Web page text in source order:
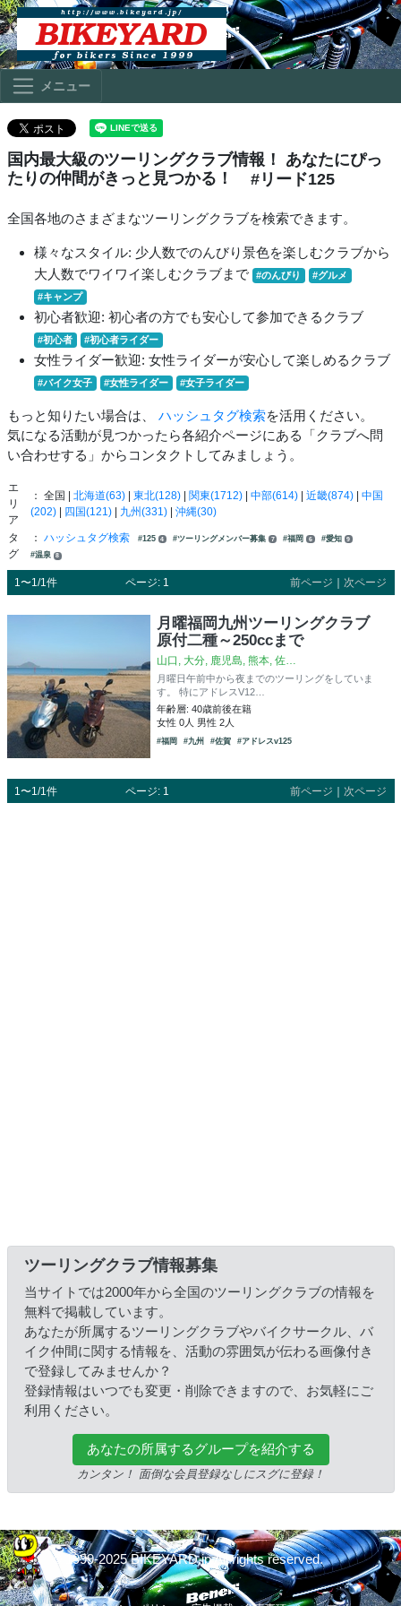
メニュー
国内最大級のツーリングクラブ情報！ あなたにぴっ
たりの仲間がきっと見つかる！
#リード125
全国各地のさまざまなツーリングクラブを検索できます。
様々なスタイル: 少人数でのんびり景色を楽しむクラブから
大人数でワイワイ楽しむクラブまで
#のんびり
#グルメ
#キャンプ
初心者歓迎: 初心者の方でも安心して参加できるクラブ
#初心者 #初心者ライダー
女性ライダー歓迎: 女性ライダーが安心して楽しめるクラブ
#バイク女子 #女性ライダー #女子ライダー
もっと知りたい場合は、 ハッシュタグ検索を活用ください。
気になる活動が見つかったら各紹介ページにある「クラブへ問
い合わせする」からコンタクトしてみましょう。
エ
リ
ア
： 全国 | 北海道(63)| 東北(128)| 関東(1712)| 中部(614)| 近畿(874)| 中国
(202)| 四国(121)| 九州(331)| 沖縄(30)
タ
グ
： ハッシュタグ検索 #125 4 #ツーリングメンバー募集 7 #福岡 6 #愛知 9
#温泉 8
1〜1/1件 ページ: 1 前ページ 次ページ
月曜福岡九州ツーリングクラブ
原付二種～250ccまで
山口, 大分, 鹿児島, 熊本, 佐…
月曜日午前中から夜までのツーリングをしていま
す。 特にアドレスV12…
年齢層: 40歳前後在籍
女性 0人 男性 2人
#福岡 #九州 #佐賀 #アドレスv125
1〜1/1件 ページ: 1 前ページ ｜ 次ページ
ツーリングクラブ情報募集
当サイトでは2000年から全国のツーリングクラブの情報を
無料で掲載しています。
あなたが所属するツーリングクラブやバイクサークル、バ
イク仲間に関する情報を、活動の雰囲気が伝わる画像付き
で登録してみませんか？
登録情報はいつでも変更・削除できますので、お気軽にご
利用ください。
あなたの所属するグループを紹介する
カンタン！ 面倒な会員登録なしにスグに登録！
© 1999-2025 BIKEYARD.jp All rights reserved.